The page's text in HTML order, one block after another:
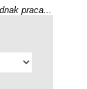
praca...